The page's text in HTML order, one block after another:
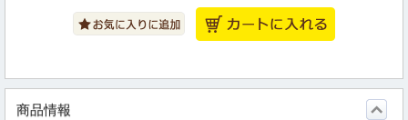
商品情報